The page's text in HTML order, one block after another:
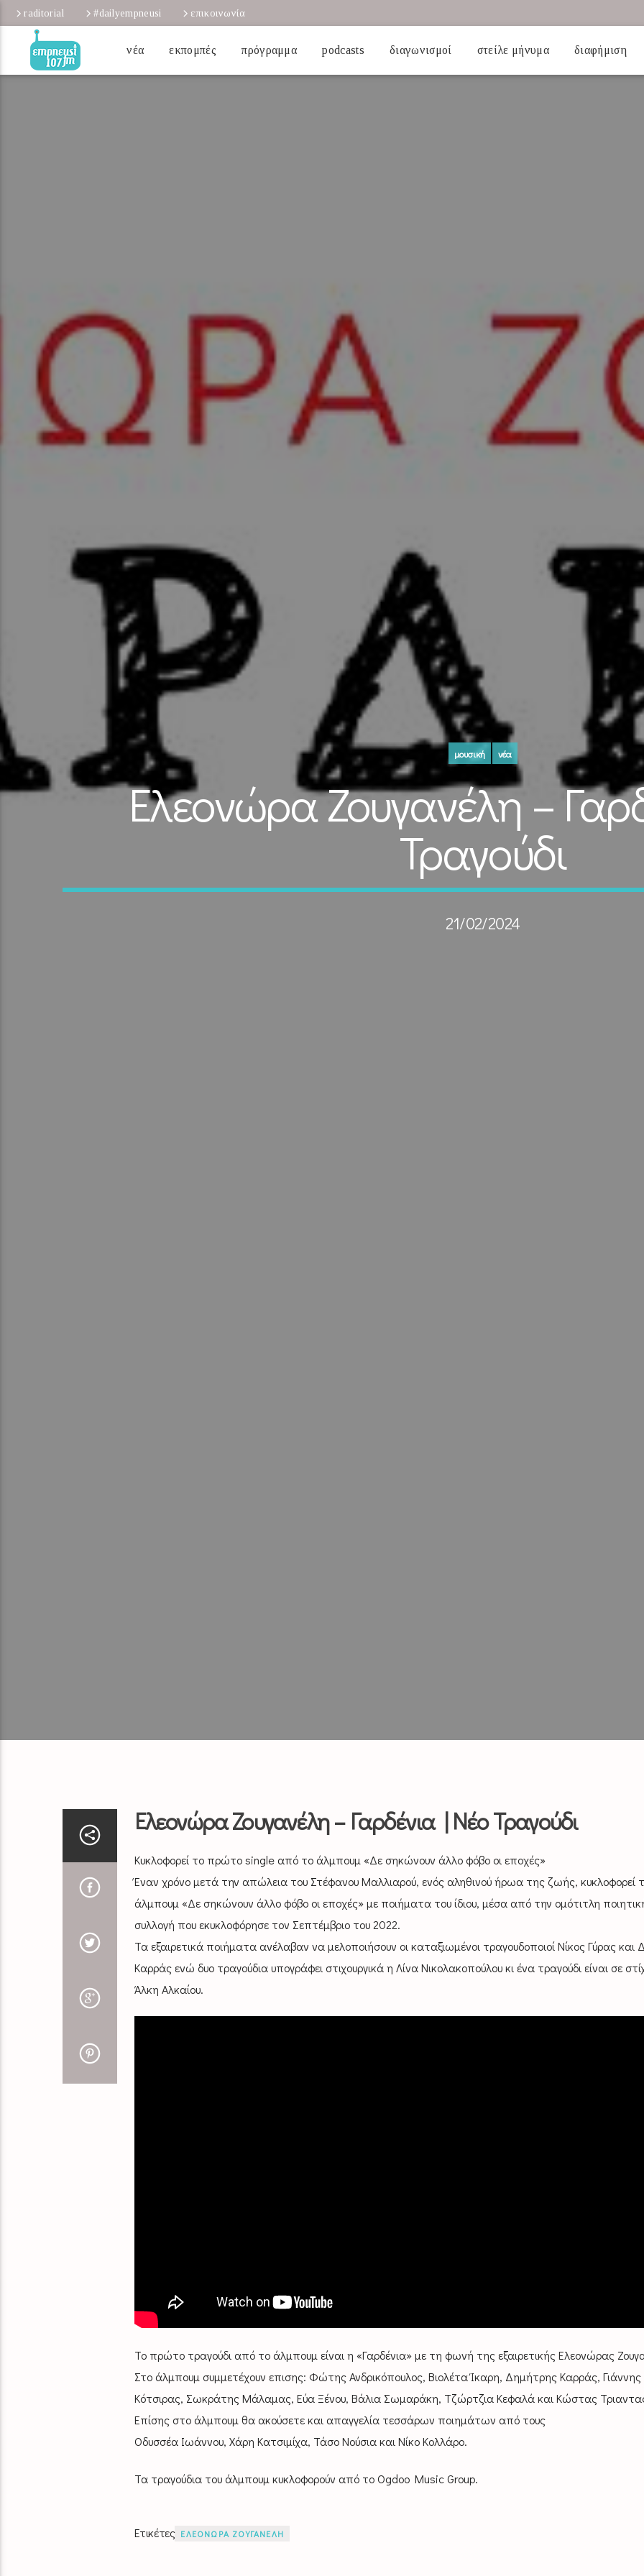
raditorial #dailyempneusi επικοινωνία
νέα εκπομπές πρόγραμμα podcasts διαγωνισμοί στείλε μήνυμα διαφήμιση
μουσική νέα
Ελεονώρα Ζουγανέλη –
Τραγούδι
21/02/2024
Ελεονώρα Ζουγανέλη – Γαρδένια | Νέο Τραγούδι
Κυκλοφορεί το πρώτο single από το άλμπουμ «Δε σηκώνουν άλλο φόβο οι εποχές»
Έναν χρόνο μετά την απώλεια του Στέφανου Μαλλιαρού, ενός αληθινού ήρωα της ζωής, κυκλοφορεί
άλμπουμ «Δε σηκώνουν άλλο φόβο οι εποχές» με ποιήματα του ίδιου, μέσα από την ομότιτλη
συλλογή που εκυκλοφόρησε τον Σεπτέμβριο του 2022.
Τα εξαιρετικά ποιήματα ανέλαβαν να μελοποιήσουν οι καταξιωμένοι τραγουδοποιοί Νίκος Γύρας και
Καρράς ενώ δυο τραγούδια υπογράφει στιχουργικά η Λίνα Νικολακοπούλου κι ένα τραγούδι είναι σε
Άλκη Αλκαίου.
Το πρώτο τραγούδι από το άλμπουμ είναι η «Γαρδένια» με τη φωνή της εξαιρετικής Ελεονώρας
Στο άλμπουμ συμμετέχουν επισης: Φώτης Ανδρικόπουλος, Βιολέτα Ίκαρη, Δημήτρης Καρράς, Γιάννης
Κότσιρας, Σωκράτης Μάλαμας, Εύα Ξένου, Βάλια Σωμαράκη, Τζώρτζια Κεφαλά και Κώστας
Επίσης στο άλμπουμ θα ακούσετε και απαγγελία τεσσάρων ποιημάτων από τους
Οδυσσέα Ιωάννου, Χάρη Κατσιμίχα, Τάσο Νούσια και Νίκο Κολλάρο.
Τα τραγούδια του άλμπουμ κυκλοφορούν από το Οgdoo Music Group.
Ετικέτες ΕΛΕΟΝΩΡΑ ΖΟΥΓΑΝΕΛΗ